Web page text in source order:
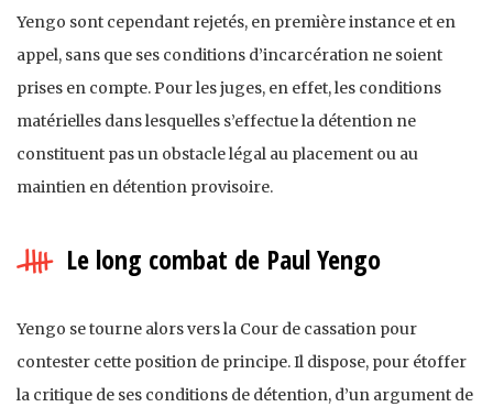
Yengo sont cependant rejetés, en première instance et en
appel, sans que ses conditions d’incarcération ne soient
prises en compte. Pour les juges, en effet, les conditions
matérielles dans lesquelles s’effectue la détention ne
constituent pas un obstacle légal au placement ou au
maintien en détention provisoire.
Le long combat de Paul Yengo
Yengo se tourne alors vers la Cour de cassation pour
contester cette position de principe. Il dispose, pour étoffer
la critique de ses conditions de détention, d’un argument de